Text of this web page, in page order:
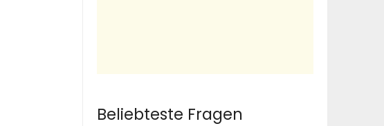
Beliebteste Fragen